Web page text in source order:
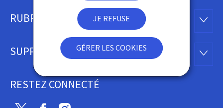
JE REFUSE
GÉRER LES COOKIES
Pied
page
RUBRIQUES
SUPPORT
RESTEZ CONNECTÉ